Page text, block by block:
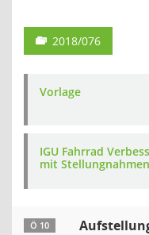
2018/076
Vorlage
IGU Fahrrad
mit Stellungnahmen
Ö 10